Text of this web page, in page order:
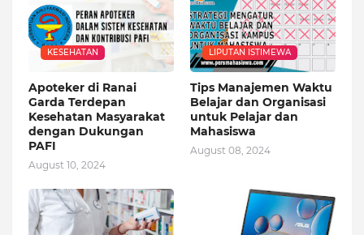
KESEHATAN
Apoteker di Ranai
Garda Terdepan
Kesehatan Masyarakat
dengan Dukungan
PAFI
August 10, 2024
LIPUTAN ISTIMEWA
Tips Manajemen Waktu
Belajar dan Organisasi
untuk Pelajar dan
Mahasiswa
August 08, 2024